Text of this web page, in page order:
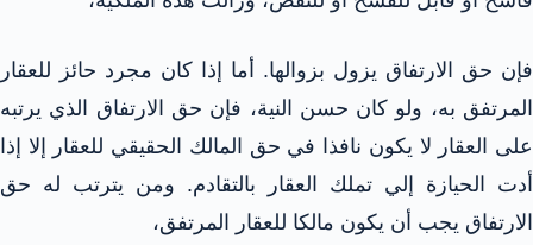
فإن حق الارتفاق يزول بزوالها. أما إذا كان مجرد حائز للعقار
المرتفق به، ولو كان حسن النية، فإن حق الارتفاق الذي يرتبه
على العقار لا يكون نافذا في حق المالك الحقيقي للعقار إلا إذا
أدت الحيازة إلي تملك العقار بالتقادم. ومن يترتب له حق
الارتفاق يجب أن يكون مالكا للعقار المرتفق،